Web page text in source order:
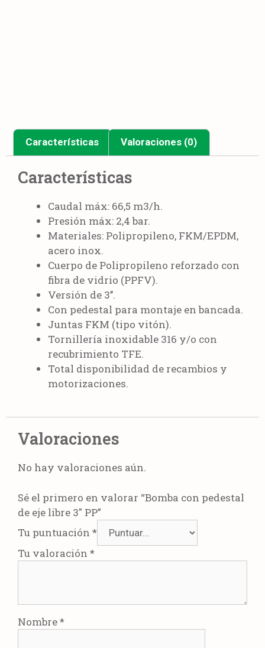
Características Valoraciones (0)
Características
Caudal máx: 66,5 m3/h.
Presión máx: 2,4 bar.
Materiales: Polipropileno, FKM/EPDM,
acero inox.
Cuerpo de Polipropileno reforzado con
fibra de vidrio (PPFV).
Versión de 3’’.
Con pedestal para montaje en bancada.
Juntas FKM (tipo vitón).
Tornillería inoxidable 316 y/o con
recubrimiento TFE.
Total disponibilidad de recambios y
motorizaciones.
Valoraciones
No hay valoraciones aún.
Sé el primero en valorar “Bomba con pedestal
de eje libre 3″ PP”
Tu puntuación *
Tu valoración *
Nombre*